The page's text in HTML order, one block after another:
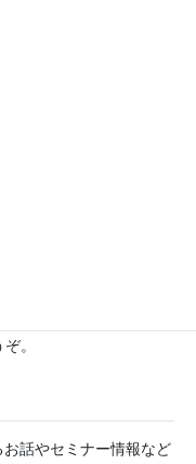
。
話やセミナー情報など